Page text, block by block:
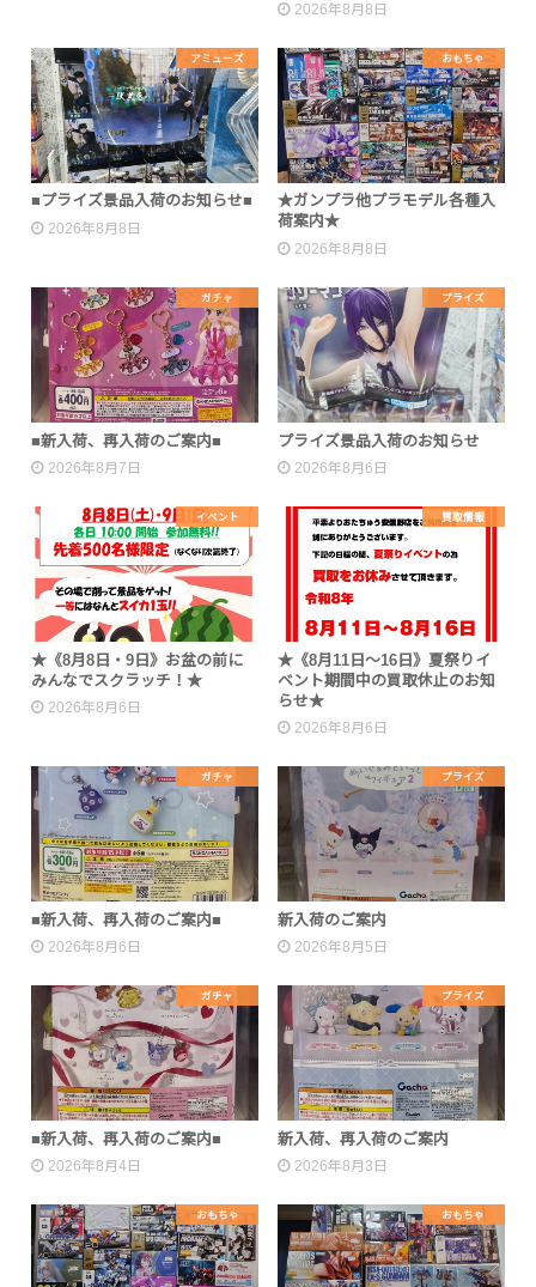
2026年8月8日
アミューズ
■プライズ景品入荷のお知らせ■
2026年8月8日
おもちゃ
★ガンプラ他プラモデル各種入
荷案内★
2026年8月8日
ガチャ
■新入荷、再入荷のご案内■
2026年8月7日
プライズ
プライズ景品入荷のお知らせ
2026年8月6日
イベント
★《8月8日・9日》お盆の前に
みんなでスクラッチ！★
2026年8月6日
買取情報
★《8月11日～16日》夏祭りイ
ベント期間中の買取休止のお知
らせ★
2026年8月6日
ガチャ
■新入荷、再入荷のご案内■
2026年8月6日
プライズ
新入荷のご案内
2026年8月5日
ガチャ
■新入荷、再入荷のご案内■
2026年8月4日
プライズ
新入荷、再入荷のご案内
2026年8月3日
おもちゃ おもちゃ